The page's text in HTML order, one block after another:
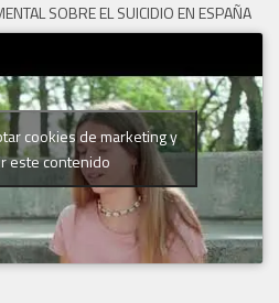
SOBRE EL SUICIDIO EN ESPAÑA
cookies de marketing y
este contenido